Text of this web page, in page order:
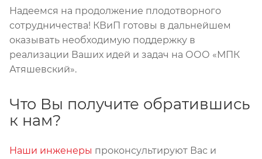
Надеемся на продолжение плодотворного
сотрудничества! КВиП готовы в дальнейшем
оказывать необходимую поддержку в
реализации Ваших идей и задач на ООО «МПК
Атяшевский».
Что Вы получите обратившись
к нам?
Наши инженеры проконсультируют Вас и